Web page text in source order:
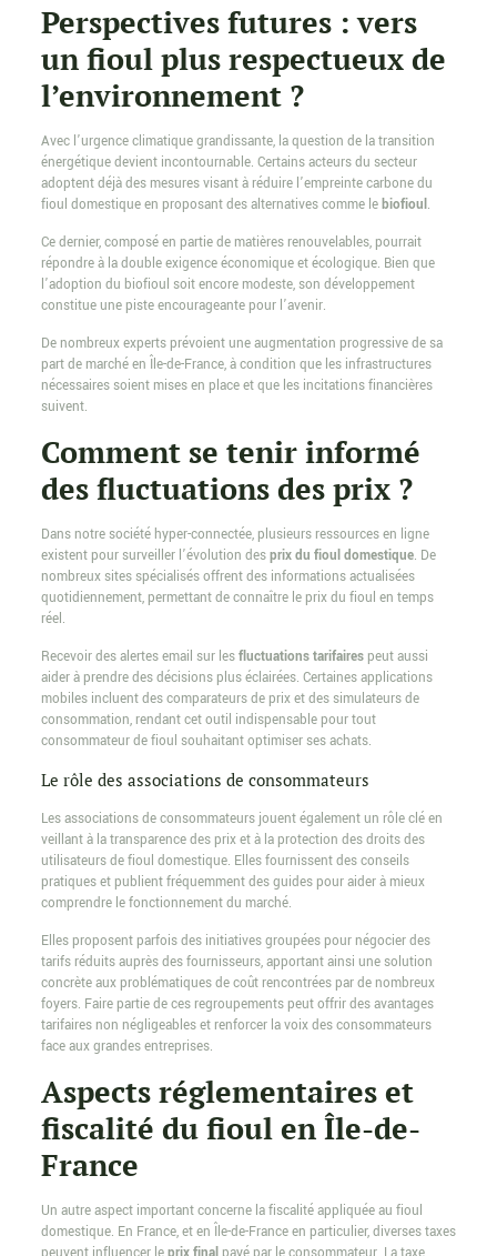
Perspectives futures : vers
un fioul plus respectueux de
l’environnement ?
Avec l’urgence climatique grandissante, la question de la transition
énergétique devient incontournable. Certains acteurs du secteur
adoptent déjà des mesures visant à réduire l’empreinte carbone du
fioul domestique en proposant des alternatives comme lebiofioul.
Ce dernier, composé en partie de matières renouvelables, pourrait
répondre à la double exigence économique et écologique. Bien que
l’adoption du biofioul soit encore modeste, son développement
constitue une piste encourageante pour l’avenir.
De nombreux experts prévoient une augmentation progressive de sa
part de marché en Île-de-France, à condition que les infrastructures
nécessaires soient mises en place et que les incitations financières
suivent.
Comment se tenir informé
des fluctuations des prix ?
Dans notre société hyper-connectée, plusieurs ressources en ligne
existent pour surveiller l’évolution desprix du fioul domestique. De
nombreux sites spécialisés offrent des informations actualisées
quotidiennement, permettant de connaître le prix du fioul en temps
réel.
Recevoir des alertes email sur lesfluctuations tarifairespeut aussi
aider à prendre des décisions plus éclairées. Certaines applications
mobiles incluent des comparateurs de prix et des simulateurs de
consommation, rendant cet outil indispensable pour tout
consommateur de fioul souhaitant optimiser ses achats.
Le rôle des associations de consommateurs
Les associations de consommateurs jouent également un rôle clé en
veillant à la transparence des prix et à la protection des droits des
utilisateurs de fioul domestique. Elles fournissent des conseils
pratiques et publient fréquemment des guides pour aider à mieux
comprendre le fonctionnement du marché.
Elles proposent parfois des initiatives groupées pour négocier des
tarifs réduits auprès des fournisseurs, apportant ainsi une solution
concrète aux problématiques de coût rencontrées par de nombreux
foyers. Faire partie de ces regroupements peut offrir des avantages
tarifaires non négligeables et renforcer la voix des consommateurs
face aux grandes entreprises.
Aspects réglementaires et
fiscalité du fioul en Île-de-
France
Un autre aspect important concerne la fiscalité appliquée au fioul
domestique. En France, et en Île-de-France en particulier, diverses taxes